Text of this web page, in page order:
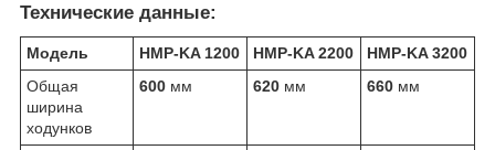
Технические данные:
Модель HMP-KA 1200 HMP-KA 2200
HMP-KA 3200
Общая
ширина
ходунков
600 мм 620 мм 660 мм